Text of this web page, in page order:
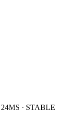
· STABLE